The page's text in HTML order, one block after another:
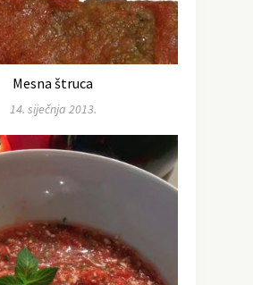
Mesna štruca
14. siječnja 2013.